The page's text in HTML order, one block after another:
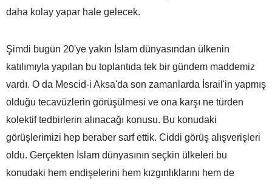
daha kolay yapar hale gelecek.
Şimdi bugün 20'ye yakın İslam dünyasından ülkenin
katılımıyla yapılan bu toplantıda tek bir gündem maddemiz
vardı. O da Mescid-i Aksa'da son zamanlarda İsrail'in yapmış
olduğu tecavüzlerin görüşülmesi ve ona karşı ne türden
kolektif tedbirlerin alınacağı konusu. Bu konudaki
görüşlerimizi hep beraber sarf ettik. Ciddi görüş alışverişleri
oldu. Gerçekten İslam dünyasının seçkin ülkeleri bu
konudaki hem endişelerini hem kızgınlıklarını hem de